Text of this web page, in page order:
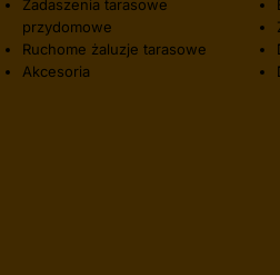
Zadaszenia tarasowe
przydomowe
Ruchome żaluzje tarasowe
Akcesoria